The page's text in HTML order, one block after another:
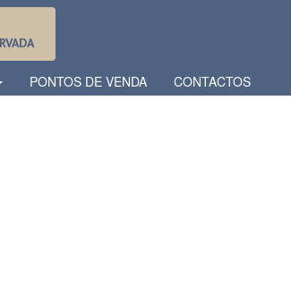
PONTOS DE VENDA CONTACTOS